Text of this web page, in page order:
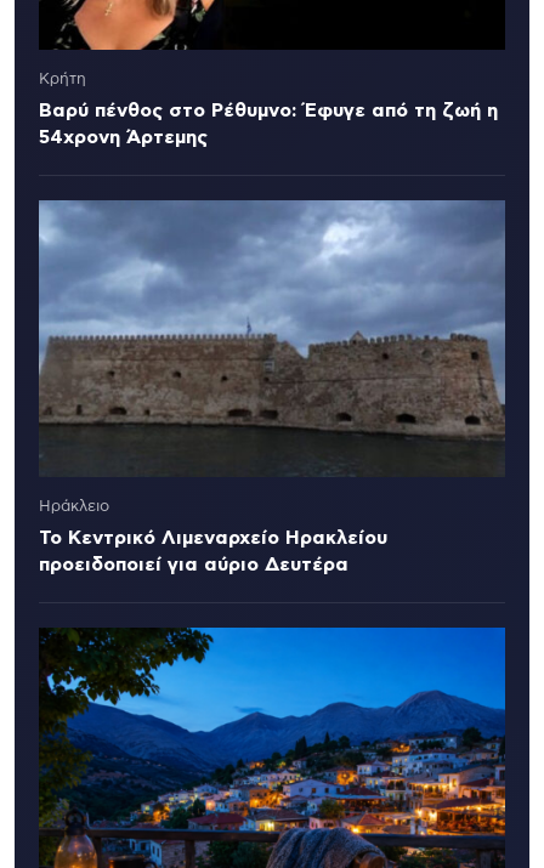
Κρήτη
Βαρύ πένθος στο Ρέθυμνο: Έφυγε από τη ζωή η
54χρονη Άρτεμης
Ηράκλειο
Το Κεντρικό Λιμεναρχείο Ηρακλείου
προειδοποιεί για αύριο Δευτέρα